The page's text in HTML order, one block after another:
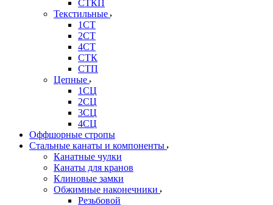
СТКП
Текстильные
1СТ
2СТ
4СТ
СТК
СТП
Цепные
1СЦ
2СЦ
3СЦ
4СЦ
Оффшорные стропы
Стальные канаты и компоненты
Канатные чулки
Канаты для кранов
Клиновые замки
Обжимные наконечники
Резьбовой